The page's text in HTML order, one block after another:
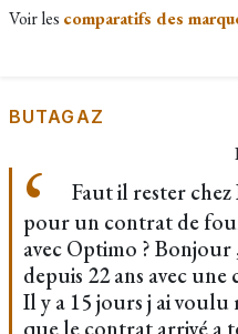
Voir les comparatifs des
BUTAGAZ
Faut il rester
pour un contrat de
avec Optimo ? Bonjour
depuis 22 ans avec
Il y a 15 jours j ai